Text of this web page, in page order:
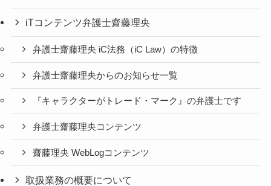
iTコンテンツ弁護士齋藤理央
弁護士齋藤理央 iC法務（iC Law）の特徴
弁護士齋藤理央からのお知らせ一覧
『キャラクターがトレード・マーク』の弁護士です
弁護士齋藤理央コンテンツ
齋藤理央 WebLogコンテンツ
取扱業務の概要について